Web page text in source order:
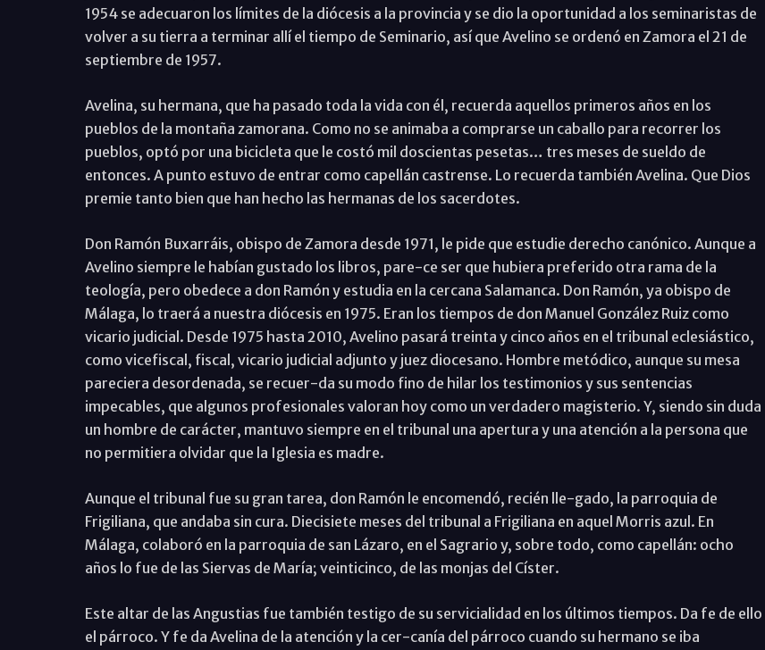
1954 se adecuaron los límites de la diócesis a la provincia y se dio la oportunidad a los seminaristas de
volver a su tierra a terminar allí el tiempo de Seminario, así que Avelino se ordenó en Zamora el 21 de
septiembre de 1957.
Avelina, su hermana, que ha pasado toda la vida con él, recuerda aquellos primeros años en los
pueblos de la montaña zamorana. Como no se animaba a comprarse un caballo para recorrer los
pueblos, optó por una bicicleta que le costó mil doscientas pesetas… tres meses de sueldo de
entonces. A punto estuvo de entrar como capellán castrense. Lo recuerda también Avelina. Que Dios
premie tanto bien que han hecho las hermanas de los sacerdotes.
Don Ramón Buxarráis, obispo de Zamora desde 1971, le pide que estudie derecho canónico. Aunque a
Avelino siempre le habían gustado los libros, pare-ce ser que hubiera preferido otra rama de la
teología, pero obedece a don Ramón y estudia en la cercana Salamanca. Don Ramón, ya obispo de
Málaga, lo traerá a nuestra diócesis en 1975. Eran los tiempos de don Manuel González Ruiz como
vicario judicial. Desde 1975 hasta 2010, Avelino pasará treinta y cinco años en el tribunal eclesiástico,
como vicefiscal, fiscal, vicario judicial adjunto y juez diocesano. Hombre metódico, aunque su mesa
pareciera desordenada, se recuer-da su modo fino de hilar los testimonios y sus sentencias
impecables, que algunos profesionales valoran hoy como un verdadero magisterio. Y, siendo sin duda
un hombre de carácter, mantuvo siempre en el tribunal una apertura y una atención a la persona que
no permitiera olvidar que la Iglesia es madre.
Aunque el tribunal fue su gran tarea, don Ramón le encomendó, recién lle-gado, la parroquia de
Frigiliana, que andaba sin cura. Diecisiete meses del tribunal a Frigiliana en aquel Morris azul. En
Málaga, colaboró en la parroquia de san Lázaro, en el Sagrario y, sobre todo, como capellán: ocho
años lo fue de las Siervas de María; veinticinco, de las monjas del Císter.
Este altar de las Angustias fue también testigo de su servicialidad en los últimos tiempos. Da fe de ello
el párroco. Y fe da Avelina de la atención y la cer-canía del párroco cuando su hermano se iba